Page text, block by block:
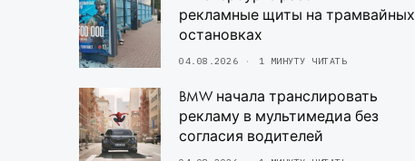
рекламные щиты на трамвайных
остановках
04.08.2026 1 МИНУТУ ЧИТАТЬ
BMW начала транслировать
рекламу в мультимедиа без
согласия водителей